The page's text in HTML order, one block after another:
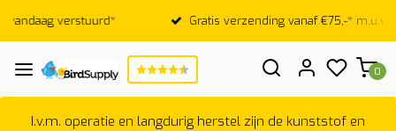
Gratis verzending vanaf €75,-* m.u.v. broedkooien
0
I.v.m. operatie en langdurig herstel zijn de kunststof en